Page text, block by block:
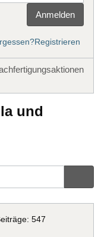
Anmelden
Registrieren
und
547